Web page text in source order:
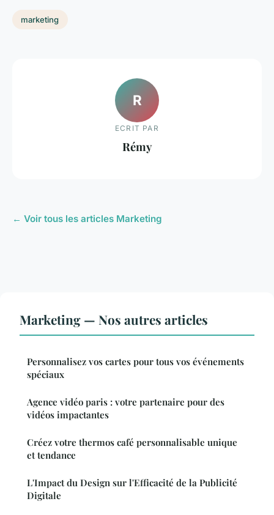
marketing
R
ECRIT PAR
Rémy
← Voir tous les articles Marketing
Marketing — Nos autres articles
Personnalisez vos cartes pour tous vos événements
spéciaux
Agence vidéo paris : votre partenaire pour des
vidéos impactantes
Créez votre thermos café personnalisable unique
et tendance
L'Impact du Design sur l'Efficacité de la Publicité
Digitale